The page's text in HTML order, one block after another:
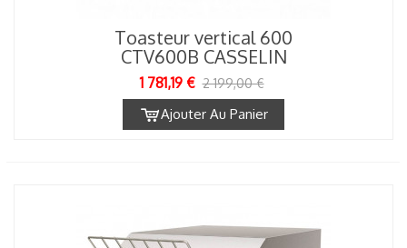
Toasteur vertical 600
CTV600B CASSELIN
1 781,19 € 2 199,00 €
Ajouter Au Panier